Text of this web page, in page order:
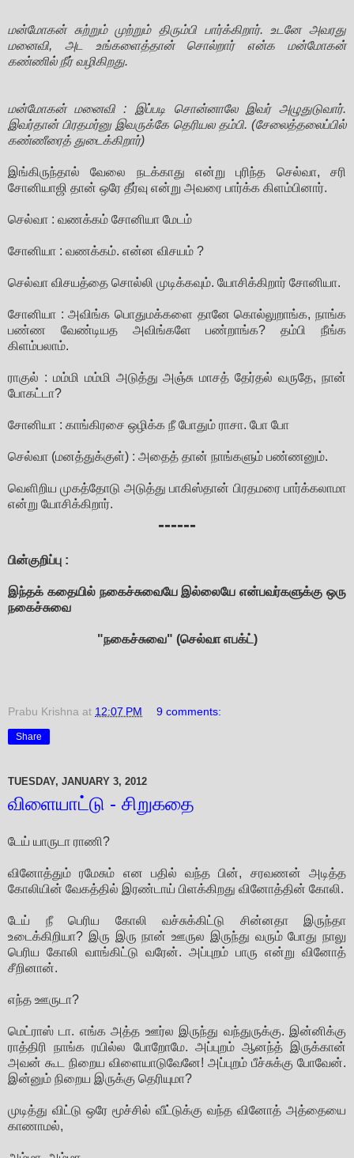
மன்மோகன் சுற்றும் முற்றும் திரும்பி பார்க்கிறார். உடனே அவரது
மனைவி, அட உங்களைத்தான் சொல்றார் என்க மன்மோகன்
கண்ணில் நீர் வழிகிறது.
மன்மோகன் மனைவி : இப்படி சொன்னாலே இவர் அழுதுடுவார்.
இவர்தான் பிரதமர்னு இவருக்கே தெரியல தம்பி. (சேலைத்தலைப்பில்
கண்ணீரைத் துடைக்கிறார்)
இங்கிருந்தால் வேலை நடக்காது என்று புரிந்த செல்வா, சரி
சோனியாஜி தான் ஒரே தீர்வு என்று அவரை பார்க்க கிளம்பினார்.
செல்வா : வணக்கம் சோனியா மேடம்
சோனியா : வணக்கம். என்ன விசயம் ?
செல்வா விசயத்தை சொல்லி முடிக்கவும். யோசிக்கிறார் சோனியா.
சோனியா : அவிங்க பொதுமக்களை தானே கொல்லுறாங்க, நாங்க
பண்ண வேண்டியத அவிங்களே பண்றாங்க? தம்பி நீங்க
கிளம்பலாம்.
ராகுல் : மம்மி மம்மி அடுத்து அஞ்சு மாசத் தேர்தல் வருதே, நான்
போகட்டா?
சோனியா : காங்கிரசை ஒழிக்க நீ போதும் ராசா. போ போ
செல்வா (மனத்துக்குள்) : அதைத் தான் நாங்களும் பண்ணனும்.
வெளிறிய முகத்தோடு அடுத்து பாகிஸ்தான் பிரதமரை பார்க்கலாமா
என்று யோசிக்கிறார்.
------
பின்குறிப்பு :
இந்தக் கதையில் நகைச்சுவையே இல்லையே என்பவர்களுக்கு ஒரு
நகைச்சுவை
"நகைச்சுவை" (செல்வா எபக்ட்)
Prabu Krishna at 12:07 PM 9 comments:
Share
TUESDAY, JANUARY 3, 2012
விளையாட்டு - சிறுகதை
டேய் யாருடா ராணி?
வினோத்தும் ரமேசும் என பதில் வந்த பின், சரவணன் அடித்த
கோலியின் வேகத்தில் இரண்டாய் பிளக்கிறது வினோத்தின் கோலி.
டேய் நீ பெரிய கோலி வச்சுக்கிட்டு சின்னதா இருந்தா
உடைக்கிறியா? இரு இரு நான் ஊருல இருந்து வரும் போது நாலு
பெரிய கோலி வாங்கிட்டு வரேன். அப்புறம் பாரு என்று வினோத்
சீறினான்.
எந்த ஊருடா?
மெட்ராஸ் டா. எங்க அத்த ஊர்ல இருந்து வந்துருக்கு. இன்னிக்கு
ராத்திரி நாங்க ரயில்ல போறோமே. அப்புறம் ஆனந்த் இருக்கான்
அவன் கூட நிறைய விளையாடுவேனே! அப்புறம் பீச்சுக்கு போவேன்.
இன்னும் நிறைய இருக்கு தெரியுமா?
முடித்து விட்டு ஒரே மூச்சில் வீட்டுக்கு வந்த வினோத் அத்தையை
காணாமல்,